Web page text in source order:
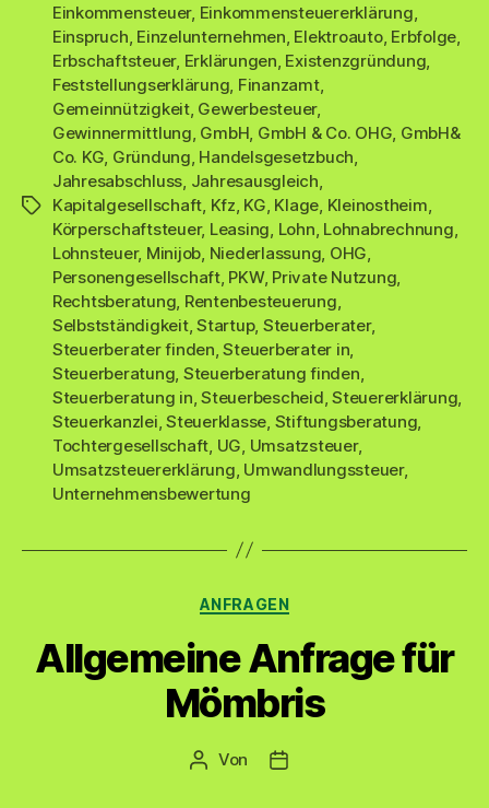
Schlagwörter
Einkommensteuer, Einkommensteuererklärung
Einspruch Einzelunternehmen Elektroauto, Erbfolge
Erbschaftsteuer, Erklärungen Existenzgründung
Feststellungserklärung Finanzamt,
Gemeinnützigkeit, Gewerbesteuer,
Gewinnermittlung GmbH GmbH & Co. OHG GmbH&
Co. KG Gründung Handelsgesetzbuch
Jahresabschluss Jahresausgleich
Kapitalgesellschaft Kfz KG Klage Kleinostheim
Körperschaftsteuer, Leasing Lohn Lohnabrechnung
Lohnsteuer, Minijob Niederlassung OHG
Personengesellschaft, PKW, Private Nutzung
Rechtsberatung Rentenbesteuerung
Selbstständigkeit,Startup, Steuerberater,
Steuerberater finden ,Steuerberater in
Steuerberatung Steuerberatung finden
Steuerberatung in ,Steuerbescheid ,Steuererklärung
Steuerkanzlei ,Steuerklasse Stiftungsberatung
Tochtergesellschaft UG Umsatzsteuer,
Umsatzsteuererklärung Umwandlungssteuer,
Unternehmensbewertung
Kategorien
ANFRAGEN
Allgemeine Anfrage für
Mömbris
Beitragsautor
Von Veröffentlichungsdatum